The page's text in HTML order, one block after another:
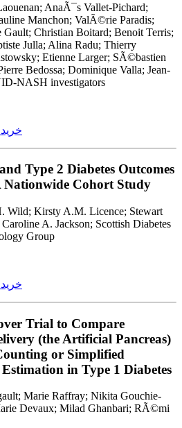
AnaÃ¯s Vallet-Pichard;
Manchon; ValÃ©rie Paradis;
Christian Boitard; Benoit Terris;
Julla; Alina Radu; Thierry
Etienne Larger; SÃ©bastien
Bedossa; Dominique Valla; Jean-
NASH investigators
Type 2 Diabetes Outcomes
Nationwide Cohort Study
Wild; Kirsty A.M. Licence; Stewart
A. Jackson; Scottish Diabetes
Group
Trial to Compare
(the Artificial Pancreas)
or Simplified
in Type 1 Diabetes
Marie Raffray; Nikita Gouchie-
Devaux; Milad Ghanbari; RÃ©mi